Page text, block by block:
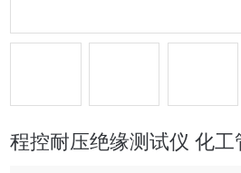
程控耐压绝缘测试仪 化工